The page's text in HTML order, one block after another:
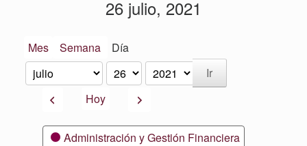
26 julio, 2021
Mes Semana Día
Mes
Día
Año
AnteriorHoy Siguiente
CategoríasAdministración y Gestión Financiera